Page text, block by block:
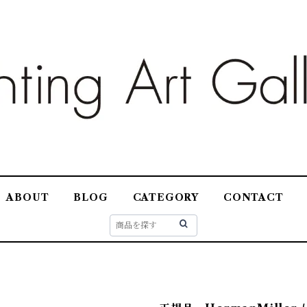
ABOUT BLOG CATEGORY CONTACT